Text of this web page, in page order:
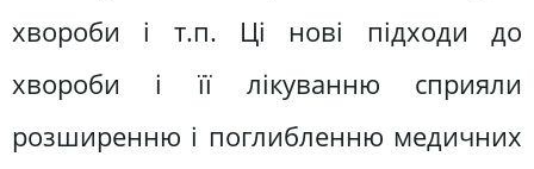
хвороби і т.п. Ці нові підходи до
хвороби і її лікуванню сприяли
розширенню і поглибленню медичних